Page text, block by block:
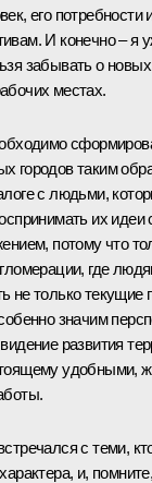
его потребности
И конечно – я
забывать о
местах.
городов таким
с людьми,
их
потому что
где
не только текущие
значим
развития
удобными,
с теми,
и,